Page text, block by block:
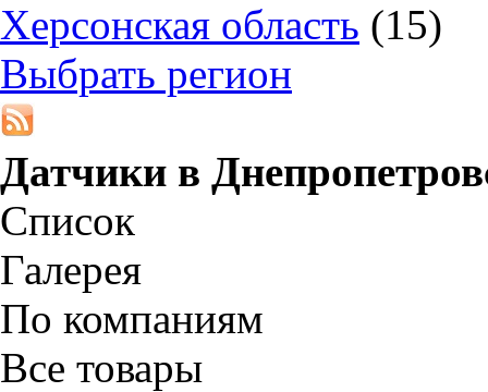
Херсонская область (15)
Выбрать регион
Датчики в
Список
Галерея
По компаниям
Все товары